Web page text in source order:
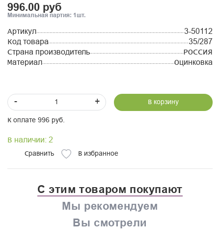
996.00 руб
Минимальная партия: 1шт.
Артикул
3-50112
Код товара
35/287
Страна производитель
РОССИЯ
Материал
Оцинковка
- + В корзину
К оплате 996 руб.
В наличии: 2
Сравнить В избранное
С этим товаром покупают
Мы рекомендуем
Вы смотрели